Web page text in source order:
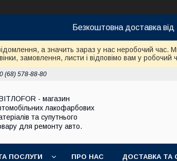
Безкоштовна доставка
а значить зараз у нас неробочий час.
замовлення, листи і відповімо вам у
(68) 578-88-80
- магазин
лакофарбових
та супутнього
для ремонту авто.
ПОСЛУГИ ПРО НАС ДОСТАВКА ТА